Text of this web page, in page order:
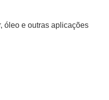
óleo e outras aplicações